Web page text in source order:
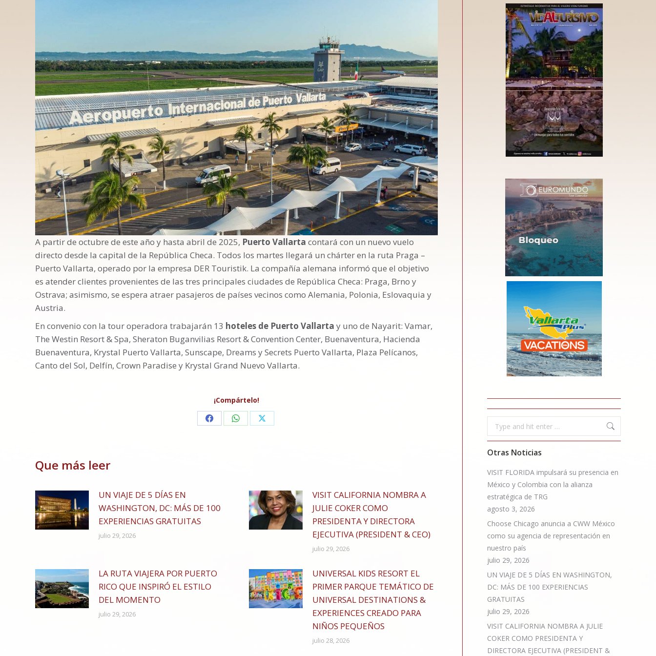
A partir de octubre de este año y hasta abril de 2025, Puerto Vallarta contará con un nuevo vuelo
directo desde la capital de la República Checa. Todos los martes llegará un chárter en la ruta Praga –
Puerto Vallarta, operado por la empresa DER Touristik. La compañía alemana informó que el objetivo
es atender clientes provenientes de las tres principales ciudades de República Checa: Praga, Brno y
Ostrava; asimismo, se espera atraer pasajeros de países vecinos como Alemania, Polonia, Eslovaquia y
Austria.
En convenio con la tour operadora trabajarán 13 hoteles de Puerto Vallarta y uno de Nayarit: Vamar,
The Westin Resort & Spa, Sheraton Buganvilias Resort & Convention Center, Buenaventura, Hacienda
Buenaventura, Krystal Puerto Vallarta, Sunscape, Dreams y Secrets Puerto Vallarta, Plaza Pelícanos,
Canto del Sol, Delfín, Crown Paradise y Krystal Grand Nuevo Vallarta.
¡Compártelo!
Share Share Share
Que más leer
UN VIAJE DE 5 DÍAS EN
WASHINGTON, DC: MÁS DE 100
EXPERIENCIAS GRATUITAS
julio 29, 2026
VISIT CALIFORNIA NOMBRA A
JULIE COKER COMO
PRESIDENTA Y DIRECTORA
EJECUTIVA (PRESIDENT & CEO)
julio 29, 2026
LA RUTA VIAJERA POR PUERTO
RICO QUE INSPIRÓ EL ESTILO
DEL MOMENTO
julio 29, 2026
UNIVERSAL KIDS RESORT EL
PRIMER PARQUE TEMÁTICO DE
UNIVERSAL DESTINATIONS &
EXPERIENCES CREADO PARA
NIÑOS PEQUEÑOS
julio 28, 2026
Search:
Otras Noticias
VISIT FLORIDA impulsará su presencia en
México y Colombia con la alianza
estratégica de TRG
agosto 3, 2026
Choose Chicago anuncia a CWW México
como su agencia de representación en
nuestro país
julio 29, 2026
UN VIAJE DE 5 DÍAS EN WASHINGTON,
DC: MÁS DE 100 EXPERIENCIAS
GRATUITAS
julio 29, 2026
VISIT CALIFORNIA NOMBRA A JULIE
COKER COMO PRESIDENTA Y
DIRECTORA EJECUTIVA (PRESIDENT &